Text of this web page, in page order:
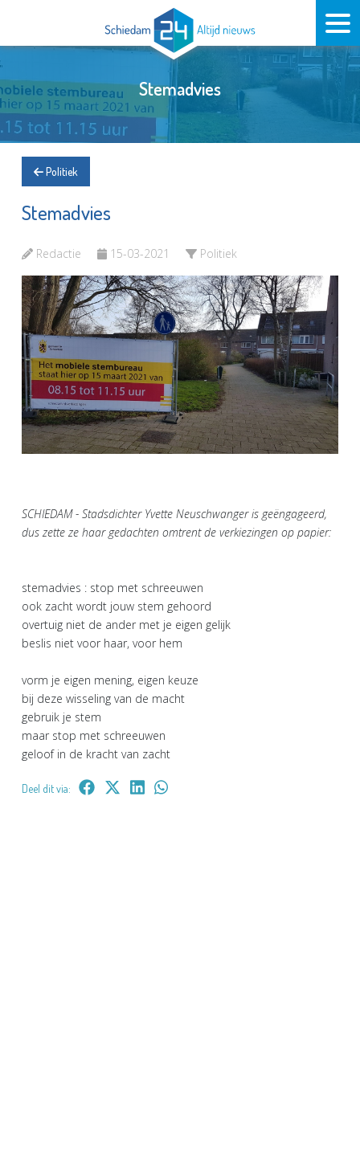
Stemadvies
Politiek
Stemadvies
Redactie 15-03-2021 Politiek
SCHIEDAM - Stadsdichter Yvette Neuschwanger is geëngageerd,
dus zette ze haar gedachten omtrent de verkiezingen op papier:
stemadvies : stop met schreeuwen
ook zacht wordt jouw stem gehoord
overtuig niet de ander met je eigen gelijk
beslis niet voor haar, voor hem
vorm je eigen mening, eigen keuze
bij deze wisseling van de macht
gebruik je stem
maar stop met schreeuwen
geloof in de kracht van zacht
Deel dit via: